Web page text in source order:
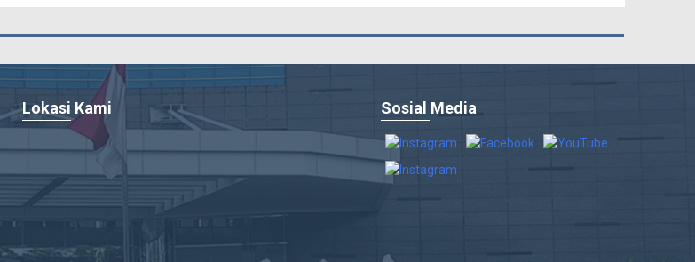
Lokasi Kami Sosial Media